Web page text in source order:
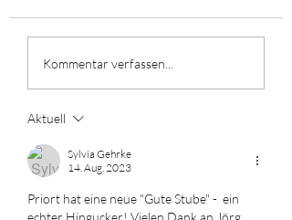
Kommentar verfassen...
Aktuell
Sylvia Gehrke
14. Aug. 2023
Priort hat eine neue "Gute Stube" -  ein
echter Hingucker! Vielen Dank an Jörg